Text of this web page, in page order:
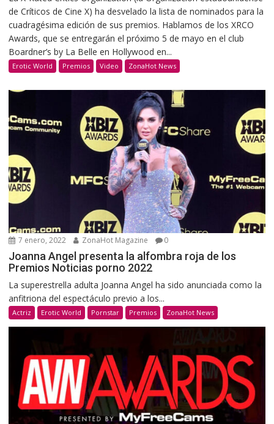
de Críticos de Cine X) ha desvelado la lista de nominados para la
cuadragésima edición de sus premios. Hablamos de los XRCO
Awards, que se entregarán el próximo 5 de mayo en el club
Boardner’s by La Belle en Hollywood en...
Erotic World Premios Video ZonaHot News
7 enero, 2022 ZonaHot Magazine 0
Joanna Angel presenta la alfombra roja de los
Premios Noticias porno 2022
La superestrella adulta Joanna Angel ha sido anunciada como la
anfitriona del espectáculo previo a los...
Actriz Erotic World Pornstar Premios ZonaHot News